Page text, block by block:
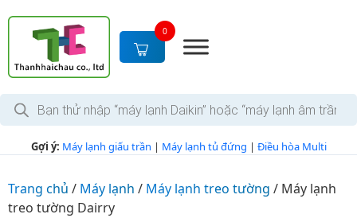
c
0
T
m
i Gợi ý: Máy lạnh giấu trần | Máy lạnh tủ đứng | Điều hòa Multi
Trang chủ / Máy lạnh / Máy lạnh treo tường / Máy lạnh
treo tường Dairry